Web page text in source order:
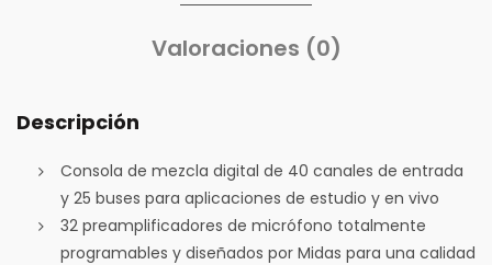
Valoraciones (0)
Descripción
Consola de mezcla digital de 40 canales de entrada
y 25 buses para aplicaciones de estudio y en vivo
32 preamplificadores de micrófono totalmente
programables y diseñados por Midas para una calidad